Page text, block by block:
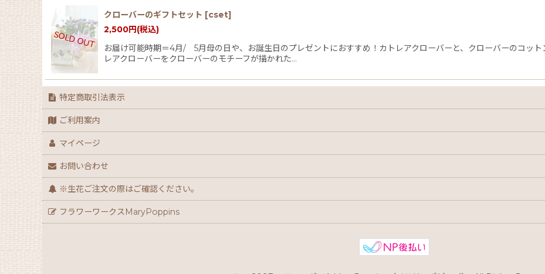
クローバーのギフトセット [cset]
2,500円(税込)
お届け可能時期＝4月/ 5月母の日や、お誕生日のプレゼントにおすすめ！カトレアクローバーと、クローバーのコッ
レアクローバーをクローバーのモチーフが描かれた…
特定商取引法表示
ご利用案内
マイページ
お問い合わせ
※生花ご注文の際はご確認ください。
フラワーワークスMaryPoppins